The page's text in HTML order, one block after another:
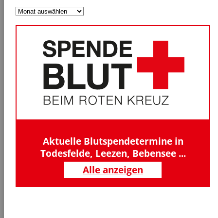
Nachrichtenarchiv
Aktuelle Blutspendetermine in
Todesfelde, Leezen, Bebensee ...
Alle anzeigen